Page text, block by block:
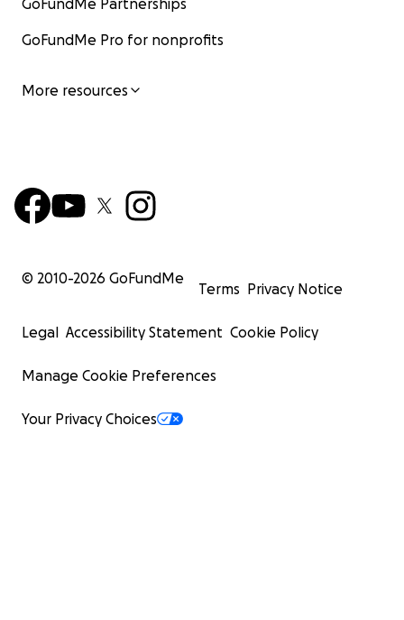
GoFundMe Partnerships
GoFundMe Pro for nonprofits
More resources
© 2010-2026 GoFundMe
Terms Privacy Notice
Legal Accessibility Statement Cookie Policy
Manage Cookie Preferences
Your Privacy Choices